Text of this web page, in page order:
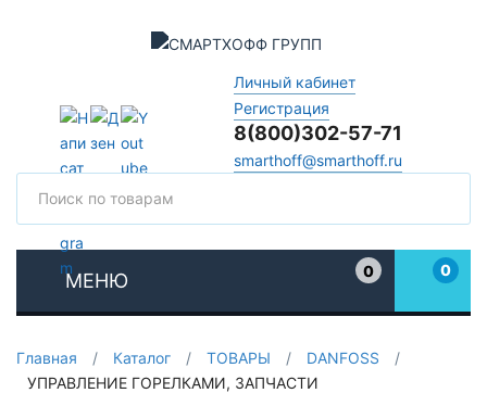
Личный кабинет
Регистрация
8(800)302-57-71
smarthoff@smarthoff.ru
МЕНЮ
0
0
Главная / Каталог / ТОВАРЫ / DANFOSS
/
УПРАВЛЕНИЕ ГОРЕЛКАМИ, ЗАПЧАСТИ